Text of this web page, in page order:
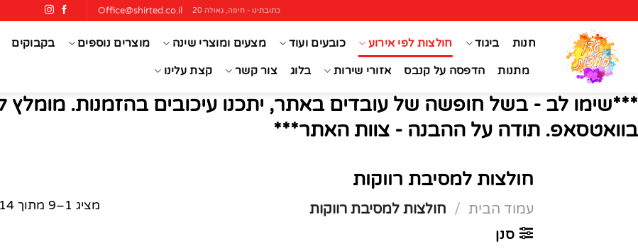
content
כתובתינו - חיפה, גאולה 20 Office@shirted.co.il
חנות ביגוד חולצות לפי אירוע כובעים ועוד מצעים ומוצרי שינה מוצרים נוספים בקבוקים
מתנות הדפסה על קנבס אזורי שירות בלוג צור קשר קצת עלינו
***שימו לב - בשל חופשה של עובדים באתר, יתכנו עיכובים בהזמנות. מומלץ
בוואטסאפ. תודה על ההבנה - צוות האתר***
חולצות למסיבת רווקות
עמוד הבית / חולצות למסיבת רווקות
סנן
מציג 1–9 מתוך 14 תוצאות